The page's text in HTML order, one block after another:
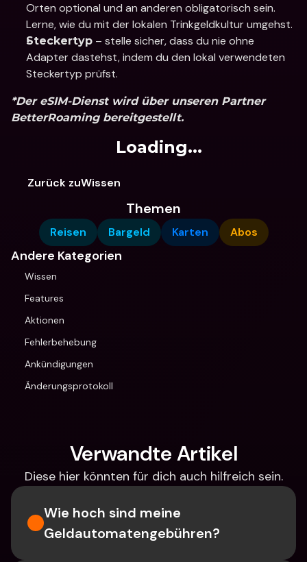
Orten optional und an anderen obligatorisch sein.
Lerne, wie du mit der lokalen Trinkgeldkultur umgehst.
Steckertyp – stelle sicher, dass du nie ohne
Adapter dastehst, indem du den lokal verwendeten
Steckertyp prüfst.
*Der eSIM-Dienst wird über unseren Partner
BetterRoaming bereitgestellt.
Loading...
Zurück zuWissen
Themen
Reisen Bargeld Karten Abos
Andere Kategorien
Wissen
Features
Aktionen
Fehlerbehebung
Ankündigungen
Änderungsprotokoll
Verwandte Artikel
Diese hier könnten für dich auch hilfreich sein.
Wie hoch sind meine
Geldautomatengebühren?